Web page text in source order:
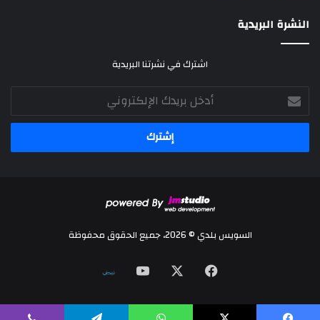
النشرة البريدية
اشترك في نشرتنا البريدية
أدخل
بريدك
الإلكتروني
السويس بلدي © 2026، جميع الحقوق محفوظة
فيسبوك ‫YouTube